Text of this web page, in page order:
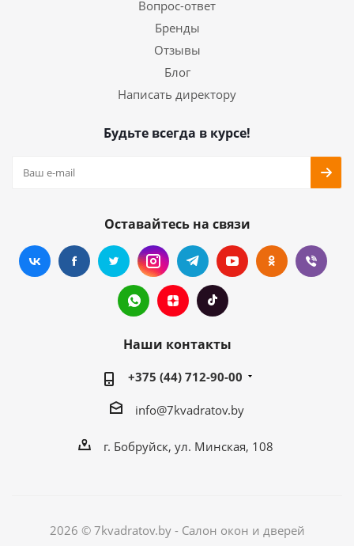
Вопрос-ответ
Бренды
Отзывы
Блог
Написать директору
Будьте всегда в курсе!
Оставайтесь на связи
Наши контакты
+375 (44) 712-90-00
info@7kvadratov.by
г. Бобруйск, ул. Минская, 108
2026 © 7kvadratov.by - Салон окон и дверей